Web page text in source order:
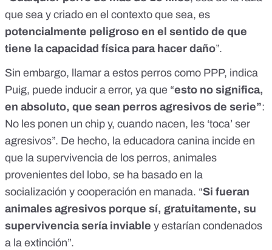
que sea y criado en el contexto que sea, es
potencialmente peligroso en el sentido de que
tiene la capacidad física para hacer daño”.
Sin embargo, llamar a estos perros como PPP, indica
Puig, puede inducir a error, ya que “esto no significa,
en absoluto, que sean perros agresivos de serie”:
No les ponen un chip y, cuando nacen, les ‘toca’ ser
agresivos”. De hecho, la educadora canina incide en
que la supervivencia de los perros, animales
provenientes del lobo, se ha basado en la
socialización y cooperación en manada. “Si fueran
animales agresivos porque sí, gratuitamente, su
supervivencia sería inviable y estarían condenados
a la extinción”.